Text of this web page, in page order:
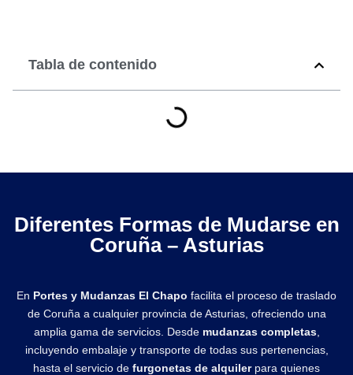
Tabla de contenido
Diferentes Formas de Mudarse en
Coruña – Asturias
En Portes y Mudanzas El Chapo facilita el proceso de traslado
de Coruña a cualquier provincia de Asturias, ofreciendo una
amplia gama de servicios. Desde mudanzas completas,
incluyendo embalaje y transporte de todas sus pertenencias,
hasta el servicio de furgonetas de alquilerpara quienes